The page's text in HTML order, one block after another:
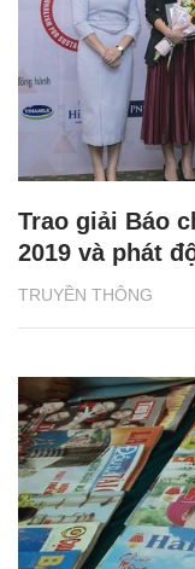
TRUYỀN THÔNG
Trao giải Báo
2019 và phát